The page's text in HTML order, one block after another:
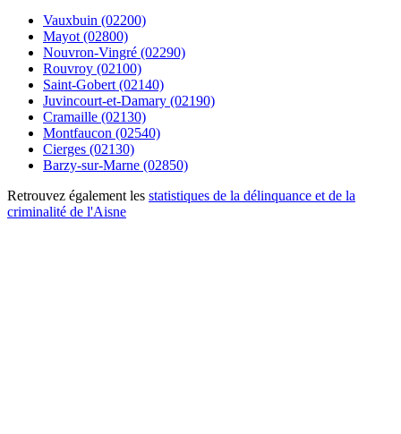
Vauxbuin (02200)
Mayot (02800)
Nouvron-Vingré (02290)
Rouvroy (02100)
Saint-Gobert (02140)
Juvincourt-et-Damary (02190)
Cramaille (02130)
Montfaucon (02540)
Cierges (02130)
Barzy-sur-Marne (02850)
Retrouvez également les statistiques de la délinquance et de la
criminalité de l'Aisne